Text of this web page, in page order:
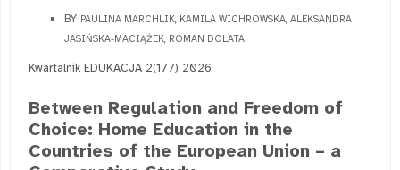
BY PAULINA MARCHLIK, KAMILA WICHROWSKA, ALEKSANDRA
JASIŃSKA-MACIĄŻEK, ROMAN DOLATA
Kwartalnik EDUKACJA 2(177) 2026
Between Regulation and Freedom of
Choice: Home Education in the
Countries of the European Union – a